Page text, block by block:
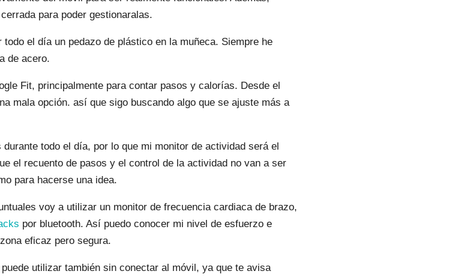
para poder gestionaralas.
el día un pedazo de plástico en la muñeca. Siempre he
de acero.
Fit, principalmente para contar pasos y calorías. Desde el
mala opción. así que sigo buscando algo que se ajuste más a
todo el día, por lo que mi monitor de actividad será el
el recuento de pasos y el control de la actividad no van a ser
para hacerse una idea.
voy a utilizar un monitor de frecuencia cardiaca de brazo,
por bluetooth. Así puedo conocer mi nivel de esfuerzo e
eficaz pero segura.
utilizar también sin conectar al móvil, ya que te avisa